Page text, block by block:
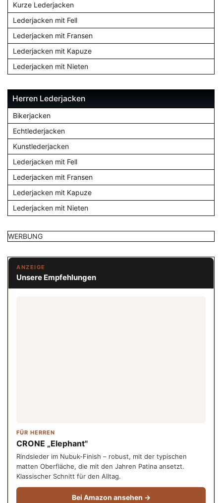
Kurze Lederjacken
Lederjacken mit Fell
Lederjacken mit Fransen
Lederjacken mit Kapuze
Lederjacken mit Nieten
Herren Lederjacken
Bikerjacken
Echtlederjacken
Kunstlederjacken
Lederjacken mit Fell
Lederjacken mit Fransen
Lederjacken mit Kapuze
Lederjacken mit Nieten
WERBUNG
ANZEIGE
Unsere Empfehlungen
FÜR HERREN
CRONE „Elephant"
Rindsleder im Nubuk-Finish – robust, mit der typischen
matten Oberfläche, die mit den Jahren Patina ansetzt.
Klassischer Schnitt für den Alltag.
Bei Amazon ansehen →